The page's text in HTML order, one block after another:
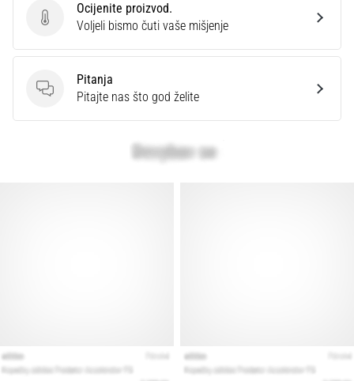
Ocijenite proizvod.
Ocijenite proizvod.
Voljeli bismo čuti vaše mišjenje
Pitanja
Pitanja
Pitajte nas što god želite